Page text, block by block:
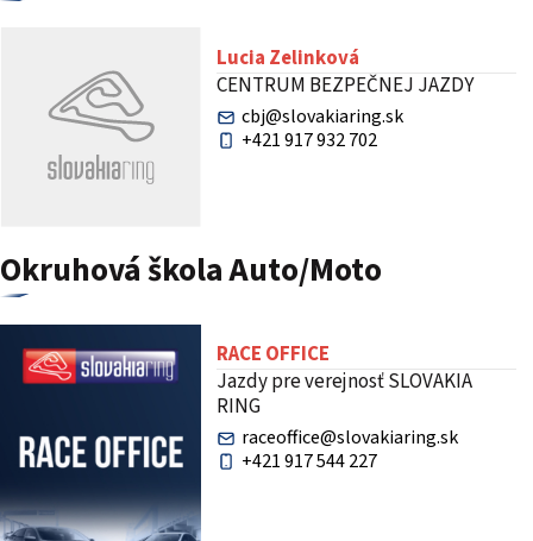
Lucia Zelinková
CENTRUM BEZPEČNEJ JAZDY
cbj@slovakiaring.sk
+421 917 932 702
Okruhová škola Auto/Moto
RACE OFFICE
Jazdy pre verejnosť SLOVAKIA
RING
raceoffice@slovakiaring.sk
+421 917 544 227